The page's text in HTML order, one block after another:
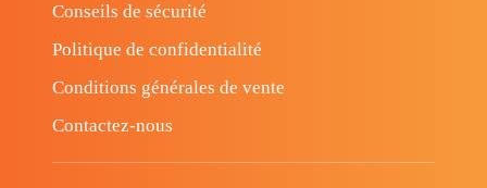
Conseils de sécurité
Politique de confidentialité
Conditions générales de vente
Contactez-nous